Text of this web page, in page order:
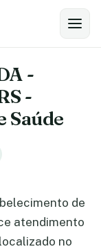
-
-
Saúde
de
atendimento
no